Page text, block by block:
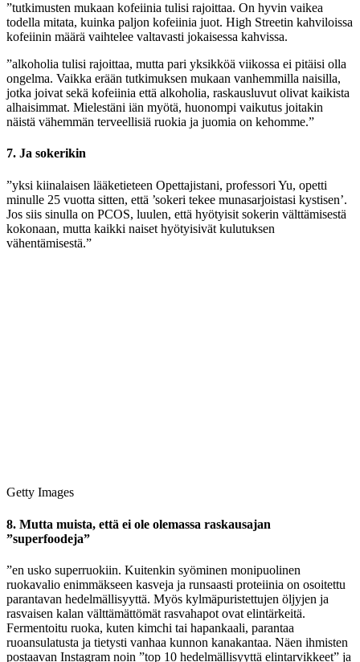
”tutkimusten mukaan kofeiinia tulisi rajoittaa. On hyvin vaikea
todella mitata, kuinka paljon kofeiinia juot. High Streetin kahviloissa
kofeiinin määrä vaihtelee valtavasti jokaisessa kahvissa.
”alkoholia tulisi rajoittaa, mutta pari yksikköä viikossa ei pitäisi olla
ongelma. Vaikka erään tutkimuksen mukaan vanhemmilla naisilla,
jotka joivat sekä kofeiinia että alkoholia, raskausluvut olivat kaikista
alhaisimmat. Mielestäni iän myötä, huonompi vaikutus joitakin
näistä vähemmän terveellisiä ruokia ja juomia on kehomme.”
7. Ja sokerikin
”yksi kiinalaisen lääketieteen Opettajistani, professori Yu, opetti
minulle 25 vuotta sitten, että ’sokeri tekee munasarjoistasi kystisen’.
Jos siis sinulla on PCOS, luulen, että hyötyisit sokerin välttämisestä
kokonaan, mutta kaikki naiset hyötyisivät kulutuksen
vähentämisestä.”
Getty Images
8. Mutta muista, että ei ole olemassa raskausajan
”superfoodeja”
”en usko superruokiin. Kuitenkin syöminen monipuolinen
ruokavalio enimmäkseen kasveja ja runsaasti proteiinia on osoitettu
parantavan hedelmällisyyttä. Myös kylmäpuristettujen öljyjen ja
rasvaisen kalan välttämättömät rasvahapot ovat elintärkeitä.
Fermentoitu ruoka, kuten kimchi tai hapankaali, parantaa
ruoansulatusta ja tietysti vanhaa kunnon kanakantaa. Näen ihmisten
postaavan Instagram noin ”top 10 hedelmällisyyttä elintarvikkeet” ja